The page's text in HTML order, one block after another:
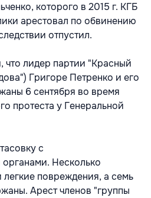
которого в 2015 г. КГБ
арестовал по обвинению
отпустил.
что лидер партии "Красный
Григоре Петренко и его
6 сентября во время
протеста у Генеральной
с
Несколько
повреждения, а семь
Арест членов "группы